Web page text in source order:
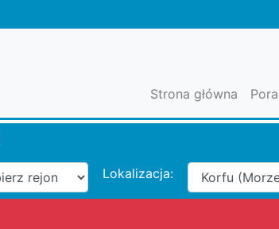
Strona główna
Lokalizacja: